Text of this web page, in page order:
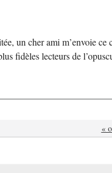
un cher ami m’envoie
fidèles lecteurs de
«